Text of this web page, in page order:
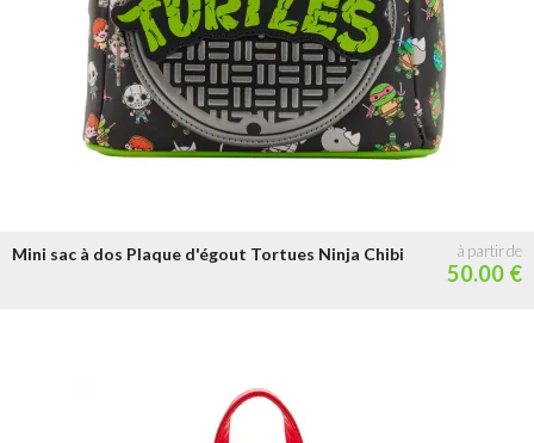
Mini sac à dos Plaque d'égout Tortues Ninja Chibi
50.00 €